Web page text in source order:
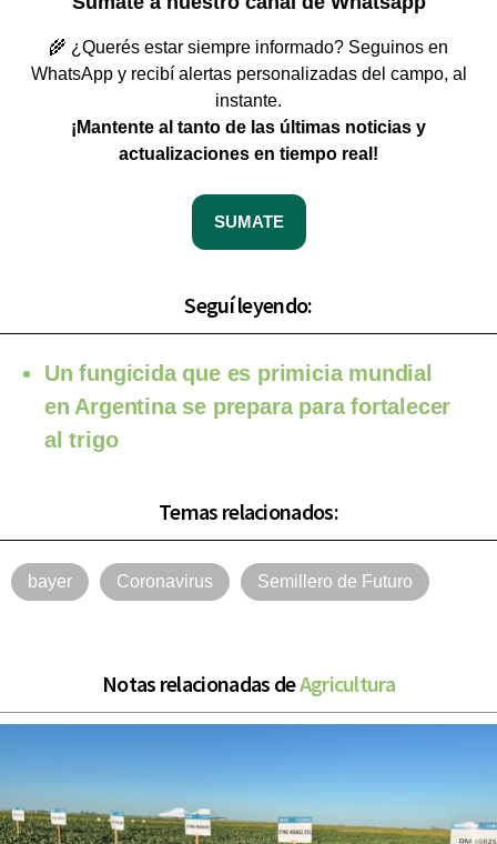
🌾 ¿Querés estar siempre informado? Seguinos en
WhatsApp y recibí alertas personalizadas del campo, al
instante.
¡Mantente al tanto de las últimas noticias y
actualizaciones en tiempo real!
SUMATE
Seguí leyendo:
Un fungicida que es primicia mundial
en Argentina se prepara para fortalecer
al trigo
Temas relacionados:
bayer Coronavirus Semillero de Futuro
Notas relacionadas deAgricultura